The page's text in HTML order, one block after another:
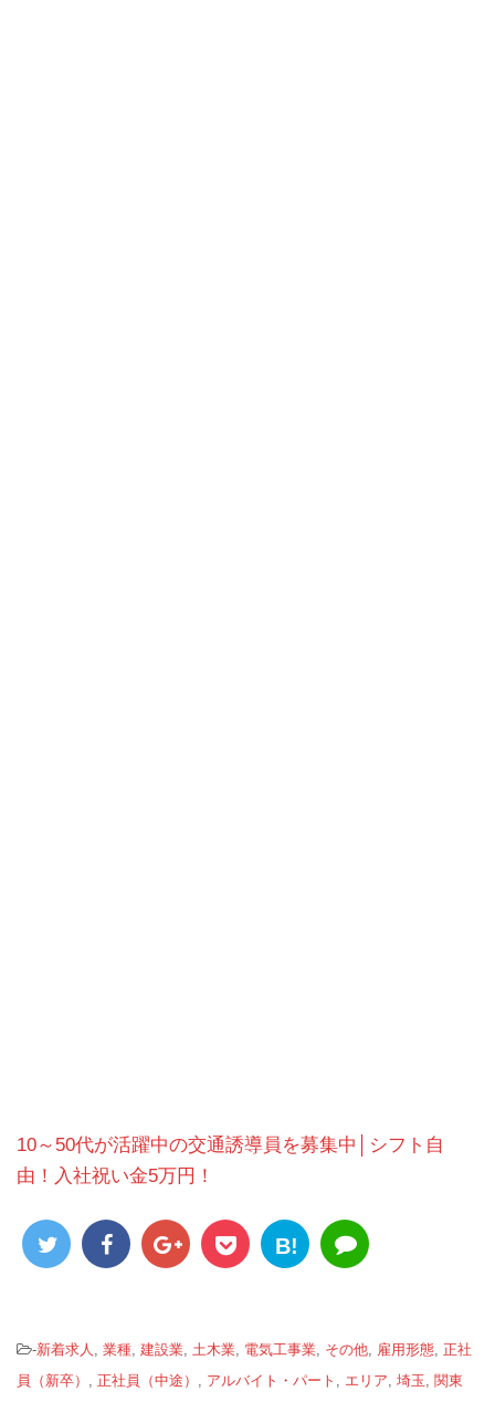
10～50代が活躍中の交通誘導員を募集中│シフト自
由！入社祝い金5万円！
B!
-新着求人 業種 建設業 土木業 電気工事業 その他 雇用形態 正社
員（新卒）
正社員（中途） アルバイト・パート エリア 埼玉 関東